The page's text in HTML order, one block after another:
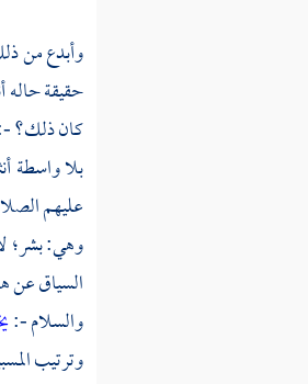
وأبدع من
حقيقة حاله
كان ذلك؟ -
بلا واسطة
عليهم
وهي: بشر؛
السياق عن
والسلام -:
وترتيب